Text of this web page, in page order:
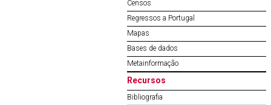
Censos
Regressos a Portugal
Mapas
Bases de dados
Metainformação
Recursos
Bibliografia